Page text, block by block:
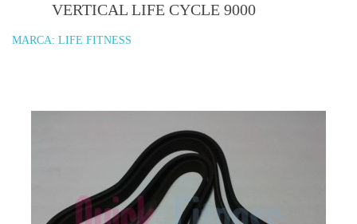
VERTICAL LIFE CYCLE 9000
MARCA: LIFE FITNESS